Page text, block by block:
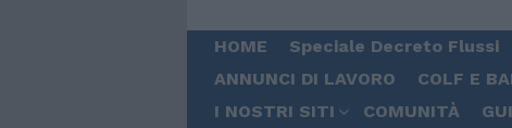
HOME Speciale Decreto Flussi
ANNUNCI DI LAVORO
COLF E
I NOSTRI SITI
COMUNITÀ